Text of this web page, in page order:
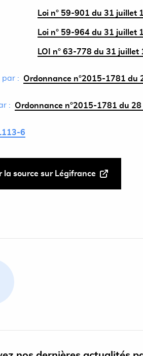
Loi n° 59-901 du 31 juillet
Loi n° 59-964 du 31 juillet
LOI n° 63-778 du 31
par : Ordonnance n°2015-1781 du
: Ordonnance n°2015-1781 du
6
la source sur Légifrance